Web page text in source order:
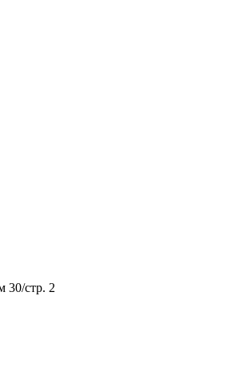
30/стр. 2